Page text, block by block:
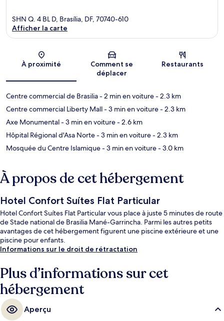
Carte
SHN Q. 4 BL D, Brasília, DF, 70740-610
Afficher la carte
À proximité
Comment se
déplacer
Restaurants
Centre commercial de Brasilia- 2 min en voiture- 2.3 km
Centre commercial Liberty Mall- 3 min en voiture- 2.3 km
Axe Monumental- 3 min en voiture- 2.6 km
Hôpital Régional d'Asa Norte- 3 min en voiture- 2.3 km
Mosquée du Centre Islamique- 3 min en voiture- 3.0 km
À propos de cet hébergement
Hotel Confort Suítes Flat Particular
Hotel Confort Suítes Flat Particular vous place à juste 5 minutes de route
de Stade national de Brasilia Mané-Garrincha. Parmi les autres petits
avantages de cet hébergement figurent une piscine extérieure et une
piscine pour enfants.
Informations sur le droit de rétractation
Plus d’informations sur cet
hébergement
Aperçu